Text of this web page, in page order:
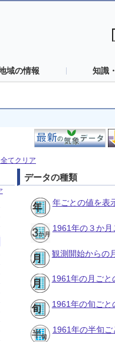
域の情報 知識
てクリア
データの種類
年ごとの値を表
1961年の３か
観測開始からの
1961年の月ごと
1961年の旬ごと
1961年の半旬